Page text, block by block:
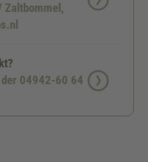
Zaltbommel,
der 04942-60 64